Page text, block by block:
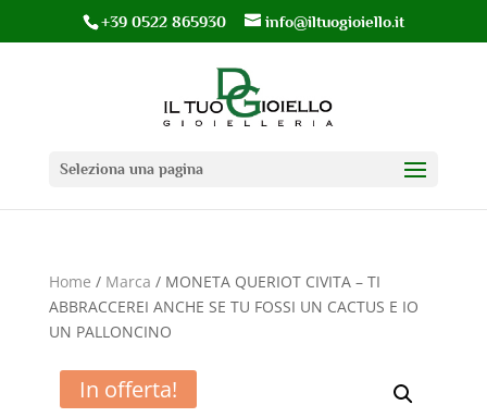
+39 0522 865930 info@iltuogioiello.it
Seleziona una pagina
Home / Marca / MONETA QUERIOT CIVITA – TI
ABBRACCEREI ANCHE SE TU FOSSI UN CACTUS E IO
UN PALLONCINO
In offerta!